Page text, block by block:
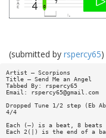
(submitted by rspercy65)
Artist — Scorpions
Title — Send Me an Angel
Tabbed By: rspercy65
Email:
rspercy65@gmail.com
Dropped Tune 1/2 step (Eb Ab
4/4
Each (—) is a beat, 8 beats
Each 2(|) is the end of a